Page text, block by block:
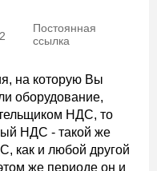
Постоянная
ссылка
на которую Вы
оборудование,
НДС, то
НДС - такой же
как и любой другой
же периоде он и